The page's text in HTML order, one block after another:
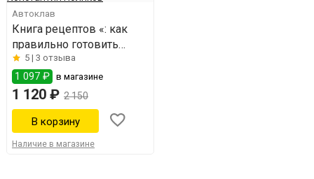
Автоклав
Книга рецептов «: как
правильно готовить
тушенку и другие
консервы»
5 | 3 отзыва
1 097 ₽ в магазине
1 120 ₽ 2 150
Наличие в магазине